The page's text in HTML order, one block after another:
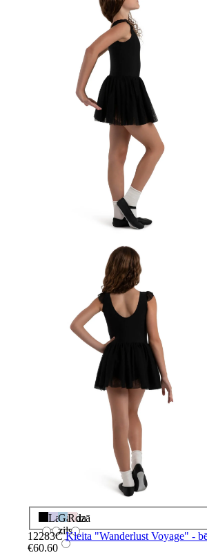
Melns
Lavanda
Gaiši
zils
Rozā
12283C Kleita "Wanderlust Voyage" -
€60.60